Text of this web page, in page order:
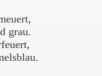
,
grau.
,
.